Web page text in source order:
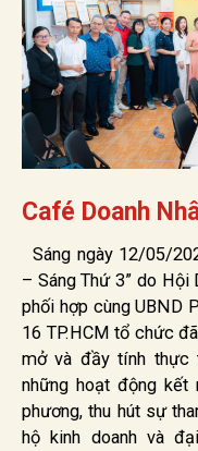
Café Doanh
Sáng ngày 12/05/
– Sáng Thứ 3” do Hội
phối hợp cùng UBND
16 TP.HCM tổ chức
mở và đầy tính thực
những hoạt động kết
phương, thu hút sự
hộ kinh doanh và